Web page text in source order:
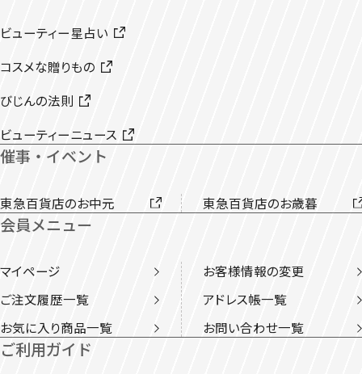
ビューティー星占い
コスメな贈りもの
びじんの法則
ビューティーニュース
催事・イベント
東急百貨店のお中元 東急百貨店のお歳暮
会員メニュー
マイページ
お客様情報の変更
ご注文履歴一覧
アドレス帳一覧
お気に入り商品一覧
お問い合わせ一覧
ご利用ガイド